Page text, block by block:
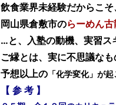
飲食業界未経験だからこ
岡山県倉敷市のらーめん古
…と、入塾の動機、実習ス
ご縁とは、実に不思議な
予想以上の 「化学変化」が起
【 参 考 】